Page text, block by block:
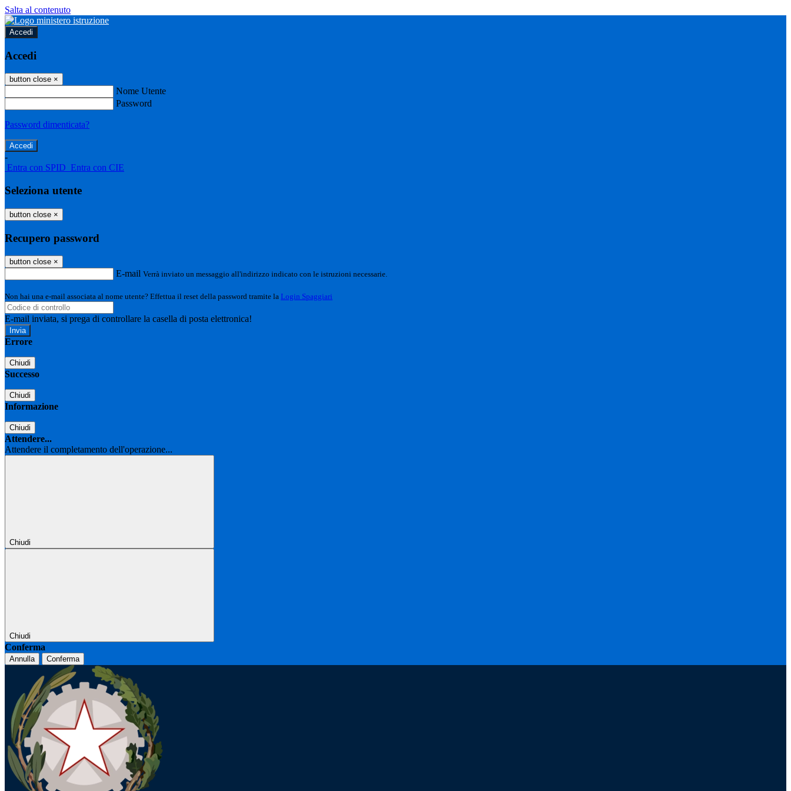
Salta al contenuto
Accedi
Accedi
button close ×
Nome Utente
Password
Password dimenticata?
-
Entra con SPID Entra con CIE
Seleziona utente
button close ×
Recupero password
button close ×
E-mail Verrà inviato un messaggio all'indirizzo indicato con le istruzioni necessarie.
Non hai una e-mail associata al nome utente? Effettua il reset della password tramite la Login Spaggiari
E-mail inviata, si prega di controllare la casella di posta elettronica!
Errore
Chiudi
Successo
Chiudi
Informazione
Chiudi
Attendere...
Attendere il completamento dell'operazione...
Chiudi
Chiudi
Conferma
Annulla Conferma